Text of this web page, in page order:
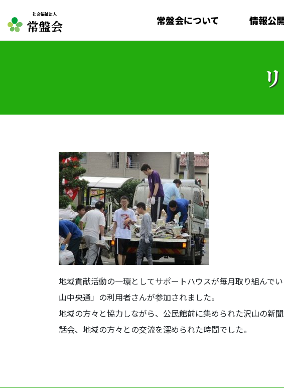
社会福祉法人
常盤会 常盤会について 情報公
地域貢献活動の一環としてサポートハウスが毎月取り組んで
山中央通」の利用者さんが参加されました。
地域の方々と協力しながら、公民館前に集められた沢山の新
話会、地域の方々との交流を深められた時間でした。